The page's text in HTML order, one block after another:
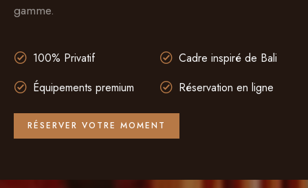
gamme.
100% Privatif
Cadre inspiré de Bali
Équipements premium
Réservation en ligne
RÉSERVER VOTRE MOMENT